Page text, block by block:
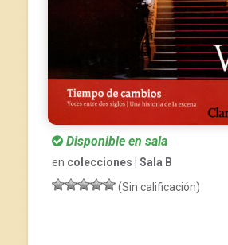
Disponible en sala
en colecciones | Sala B
(Sin calificación)